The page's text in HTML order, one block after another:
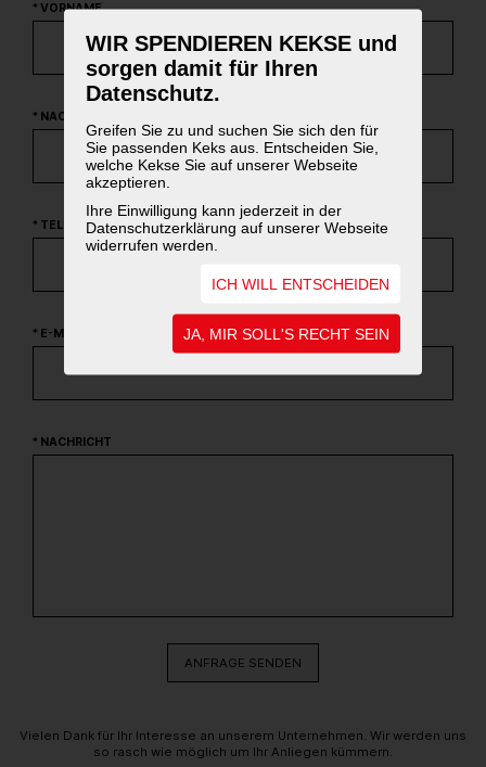
WIR SPENDIEREN KEKSE und
sorgen damit für Ihren
Datenschutz.
Greifen Sie zu und suchen Sie sich den für
Sie passenden Keks aus. Entscheiden Sie,
welche Kekse Sie auf unserer Webseite
akzeptieren.
Ihre Einwilligung kann jederzeit in der
Datenschutzerklärung auf unserer Webseite
widerrufen werden.
ICH WILL ENTSCHEIDEN
JA, MIR SOLL'S RECHT SEIN
* VORNAME
* NACHNAME
* TELEFONNUMMER
* E-MAIL ADRESSE
* NACHRICHT
ANFRAGE SENDEN
LEER
LASSEN
Vielen Dank für Ihr Interesse an unserem Unternehmen. Wir werden uns
so rasch wie möglich um Ihr Anliegen kümmern.